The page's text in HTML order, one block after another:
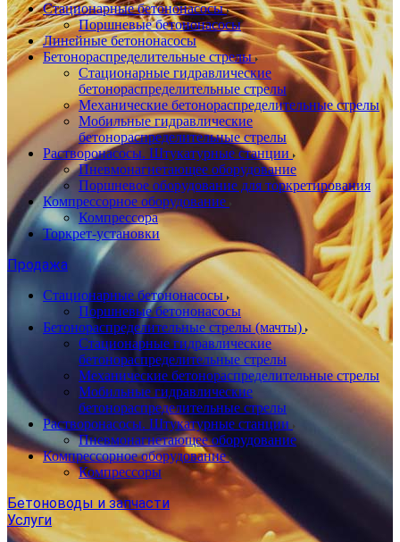
Стационарные бетононасосы
Поршневые бетононасосы
Линейные бетононасосы
Бетонораспределительные стрелы
Стационарные гидравлические
бетонораспределительные стрелы
Механические бетонораспределительные стрелы
Мобильные гидравлические
бетонораспределительные стрелы
Растворонасосы. Штукатурные станции
Пневмонагнетающее оборудование
Поршневое оборудование для торкретирования
Компрессорное оборудование
Компрессора
Торкрет-установки
Продажа
Стационарные бетононасосы
Поршневые бетононасосы
Бетонораспределительные стрелы (мачты)
Стационарные гидравлические
бетонораспределительные стрелы
Механические бетонораспределительные стрелы
Мобильные гидравлические
бетонораспределительные стрелы
Растворонасосы. Штукатурные станции
Пневмонагнетающее оборудование
Компрессорное оборудование
Компрессоры
Бетоноводы и запчасти
Услуги